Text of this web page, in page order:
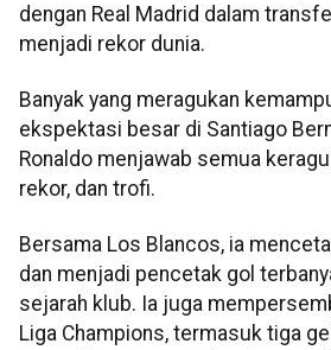
dengan Real Madrid dalam
menjadi rekor dunia.
Banyak yang meragukan
ekspektasi besar di Santiago
Ronaldo menjawab semua
rekor, dan trofi.
Bersama Los Blancos, ia
dan menjadi pencetak gol
sejarah klub. Ia juga
Liga Champions, termasuk tiga